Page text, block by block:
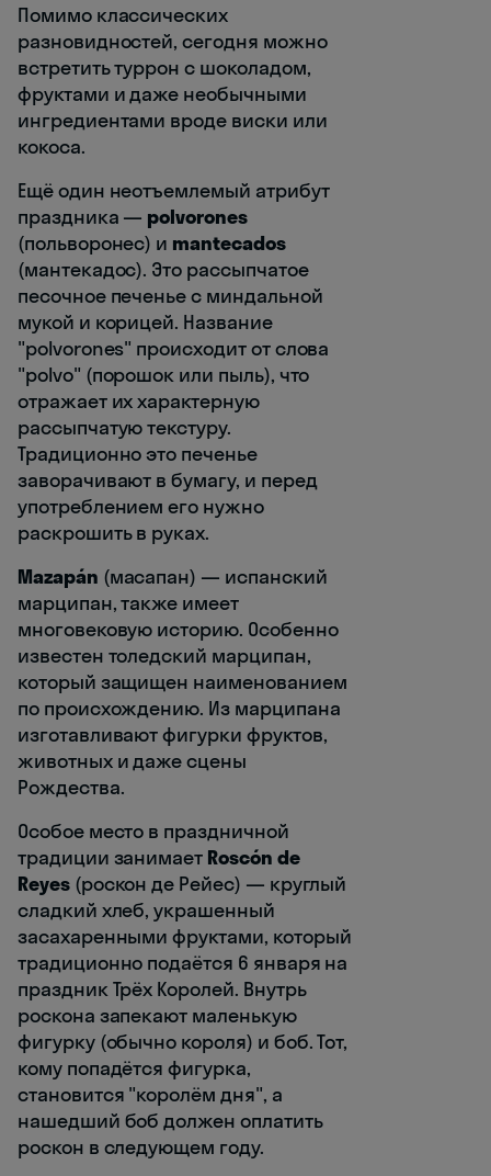
Помимо классических
разновидностей, сегодня можно
встретить туррон с шоколадом,
фруктами и даже необычными
ингредиентами вроде виски или
кокоса.
Ещё один неотъемлемый атрибут
праздника — polvorones
(польворонес) и mantecados
(мантекадос). Это рассыпчатое
песочное печенье с миндальной
мукой и корицей. Название
"polvorones" происходит от слова
"polvo" (порошок или пыль), что
отражает их характерную
рассыпчатую текстуру.
Традиционно это печенье
заворачивают в бумагу, и перед
употреблением его нужно
раскрошить в руках.
Mazapán (масапан) — испанский
марципан, также имеет
многовековую историю. Особенно
известен толедский марципан,
который защищен наименованием
по происхождению. Из марципана
изготавливают фигурки фруктов,
животных и даже сцены
Рождества.
Особое место в праздничной
традиции занимает Roscón de
Reyes(роскон де Рейес) — круглый
сладкий хлеб, украшенный
засахаренными фруктами, который
традиционно подаётся 6 января на
праздник Трёх Королей. Внутрь
роскона запекают маленькую
фигурку (обычно короля) и боб. Тот,
кому попадётся фигурка,
становится "королём дня", а
нашедший боб должен оплатить
роскон в следующем году.